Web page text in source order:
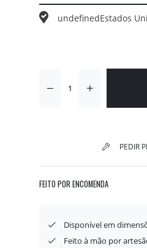
undefinedEstados
PEDIR
FEITO POR ENCOMENDA
Disponível em
Feito à mão por